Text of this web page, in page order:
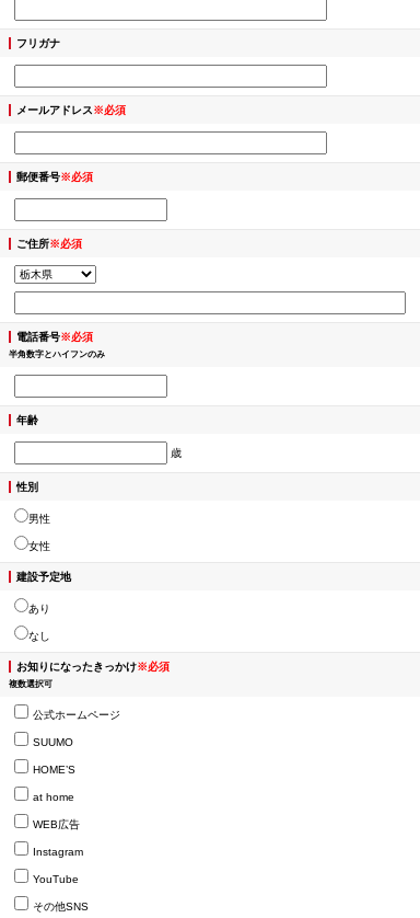
フリガナ
メールアドレス※必須
郵便番号※必須
ご住所※必須
電話番号※必須
半角数字とハイフンのみ
年齢
歳
性別
男性
女性
建設予定地
あり
なし
お知りになったきっかけ※必須
複数選択可
公式ホームページ
SUUMO
HOME’S
at home
WEB広告
Instagram
YouTube
その他SNS